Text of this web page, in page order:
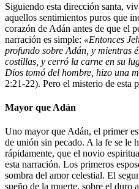
Siguiendo esta dirección santa,
aquellos sentimientos puros que
corazón de Adán antes de que el
narración es simple: «Entonces
profundo sobre Adán, y mientras
costillas, y cerró la carne en su
Dios tomó del hombre, hizo una
2:21-22). Pero el misterio de esta
Mayor que Adán
Uno mayor que Adán, el primer
de unión sin pecado. A la fe se le
rápidamente, que el novio
esta narración. Los primeros
sombra del amor celestial. El
sueño de la muerte, sobre el duro